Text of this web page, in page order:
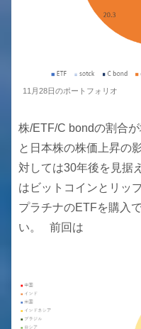
11月28日のポートフォリオ
株/ETF/C bondの割合
と日本株の株価上昇の
対しては30年後を見据
はビットコインとリッ
プラチナのETFを購入
い。 前回は